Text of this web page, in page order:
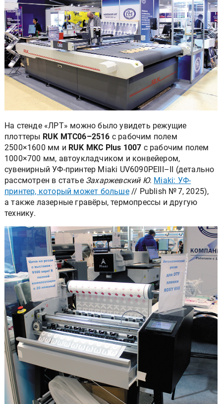
На стенде «ЛРТ» можно было увидеть режущие
плоттеры RUK MTC06–2516 с рабочим полем
2500×1600 мм и RUK MKC Plus 1007 с рабочим полем
1000×700 мм, автоукладчиком и конвейером,
сувенирный УФ-принтер Miaki UV6090PEIII–II (детально
рассмотрен в статье Захаржевский Ю. Miaki: УФ-
принтер, который может больше// Publish № 7, 2025),
а также лазерные гравёры, термопрессы и другую
технику.